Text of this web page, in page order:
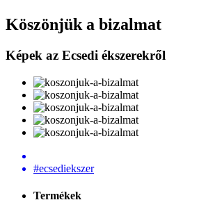
Köszönjük a bizalmat
Képek az Ecsedi ékszerekről
#ecsediekszer
Termékek